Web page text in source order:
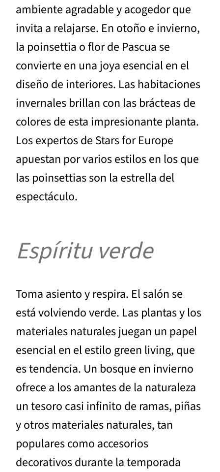
ambiente agradable y acogedor que
invita a relajarse. En otoño e invierno,
la poinsettia o flor de Pascua se
convierte en una joya esencial en el
diseño de interiores. Las habitaciones
invernales brillan con las brácteas de
colores de esta impresionante planta.
Los expertos de Stars for Europe
apuestan por varios estilos en los que
las poinsettias son la estrella del
espectáculo.
Espíritu verde
Toma asiento y respira. El salón se
está volviendo verde. Las plantas y los
materiales naturales juegan un papel
esencial en el estilo green living, que
es tendencia. Un bosque en invierno
ofrece a los amantes de la naturaleza
un tesoro casi infinito de ramas, piñas
y otros materiales naturales, tan
populares como accesorios
decorativos durante la temporada